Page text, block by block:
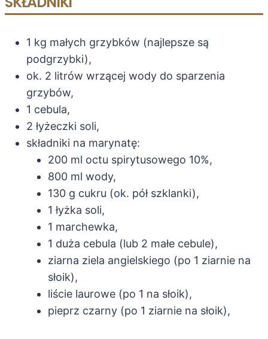
1 kg małych grzybków (najlepsze są
podgrzybki),
ok. 2 litrów wrzącej wody do sparzenia
grzybów,
1 cebula,
2 łyżeczki soli,
składniki na marynatę:
200 ml octu spirytusowego 10%,
800 ml wody,
130 g cukru (ok. pół szklanki),
1 łyżka soli,
1 marchewka,
1 duża cebula (lub 2 małe cebule),
ziarna ziela angielskiego (po 1 ziarnie na
słoik),
liście laurowe (po 1 na słoik),
pieprz czarny (po 1 ziarnie na słoik),